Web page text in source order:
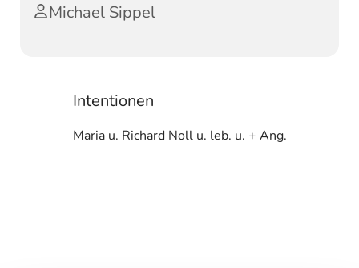
Michael Sippel
Intentionen
Maria u. Richard Noll u. leb. u. + Ang.